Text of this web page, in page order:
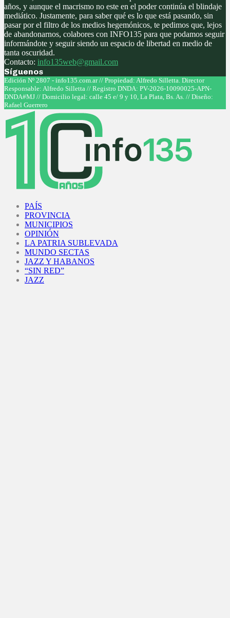
años, y aunque el macrismo no este en el poder continúa el blindaje
mediático. Justamente, para saber qué es lo que está pasando, sin
pasar por el filtro de los medios hegemónicos, te pedimos que, lejos
de abandonarnos, colabores con INFO135 para que podamos seguir
informándote y seguir siendo un espacio de libertad en medio de
tanta oscuridad.
Contacto: info135web@gmail.com
Síguenos
Facebook
Twitter
Instagram
Youtube
Edición Nº 2807 - info135.com.ar // Propiedad: Alfredo Silletta. Director
Responsable: Alfredo Silletta // Registro DNDA: PV-2026-10090025-APN-
DNDA#MJ // Domicilio legal: calle 45 e/ 9 y 10, La Plata, Bs. As. // Diseño:
Rafael Guerrero
PAÍS
PROVINCIA
MUNICIPIOS
OPINIÓN
LA PATRIA SUBLEVADA
MUNDO SECTAS
JAZZ Y HABANOS
“SIN RED”
JAZZ